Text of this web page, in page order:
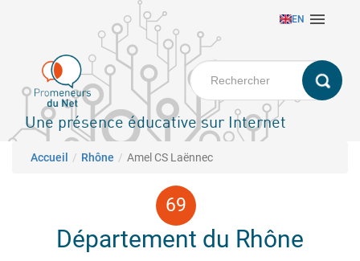
principal
EN 
Une présence éducative sur Internet
Fil d'Ariane
Accueil Rhône Amel CS Laënnec
Département du Rhône